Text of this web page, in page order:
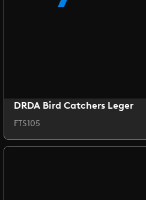
DRDA Bird Catchers Leger
FTS105